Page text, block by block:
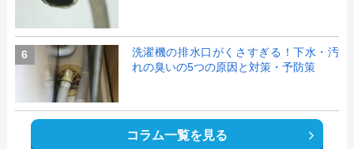
6
洗濯機の排水口がくさすぎる！下水・汚
れの臭いの5つの原因と対策・予防策
コラム一覧を見る